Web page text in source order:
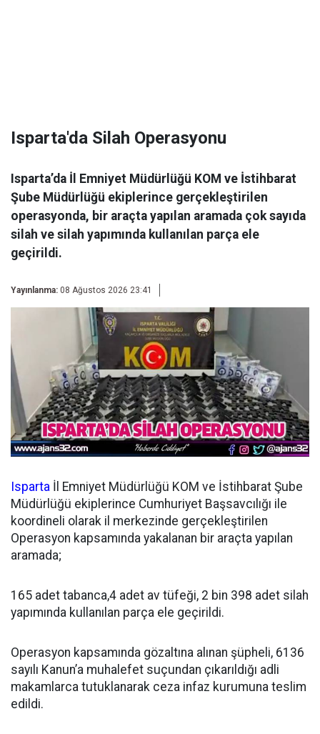
Isparta'da Silah Operasyonu
Isparta’da İl Emniyet Müdürlüğü KOM ve İstihbarat
Şube Müdürlüğü ekiplerince gerçekleştirilen
operasyonda, bir araçta yapılan aramada çok sayıda
silah ve silah yapımında kullanılan parça ele
geçirildi.
Yayınlanma: 08 Ağustos 2026 23:41
Isparta İl Emniyet Müdürlüğü KOM ve İstihbarat Şube
Müdürlüğü ekiplerince Cumhuriyet Başsavcılığı ile
koordineli olarak il merkezinde gerçekleştirilen
Operasyon kapsamında yakalanan bir araçta yapılan
aramada;
165 adet tabanca,4 adet av tüfeği, 2 bin 398 adet silah
yapımında kullanılan parça ele geçirildi.
Operasyon kapsamında gözaltına alınan şüpheli, 6136
sayılı Kanun’a muhalefet suçundan çıkarıldığı adli
makamlarca tutuklanarak ceza infaz kurumuna teslim
edildi.